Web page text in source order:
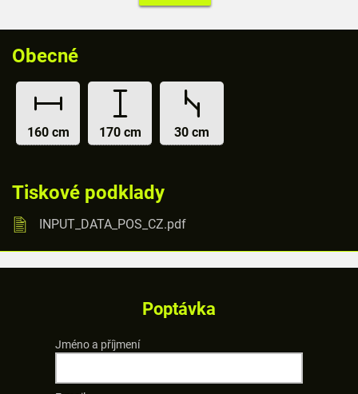
Obecné
160 cm 170 cm 30 cm
Tiskové podklady
INPUT_DATA_POS_CZ.pdf
Poptávka
Jméno a příjmení